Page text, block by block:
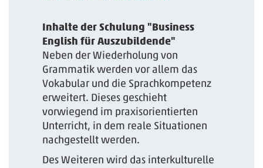
Inhalte der Schulung "Business
English für Auszubildende"
Neben der Wiederholung von
Grammatik werden vor allem das
Vokabular und die Sprachkompetenz
erweitert. Dieses geschieht
vorwiegend im praxisorientierten
Unterricht, in dem reale Situationen
nachgestellt werden.
Des Weiteren wird das interkulturelle